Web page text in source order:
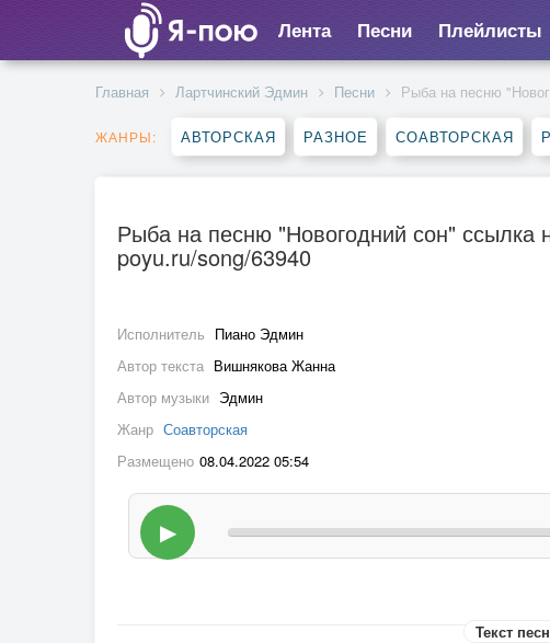
Лента Песни Плейлисты
Главная Лартчинский Эдмин Песни Рыба на песню
ЖАНРЫ: АВТОРСКАЯ РАЗНОЕ СОАВТОРСКАЯ
Рыба на песню "Новогодний сон" ссылка
poyu.ru/song/63940
Исполнитель Пиано Эдмин
Автор текста Вишнякова Жанна
Автор музыки Эдмин
Жанр Соавторская
Размещено 08.04.2022 05:54
▶
Текст